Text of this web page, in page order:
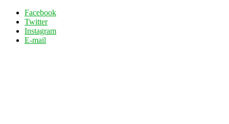
Facebook
Twitter
Instagram
E-mail